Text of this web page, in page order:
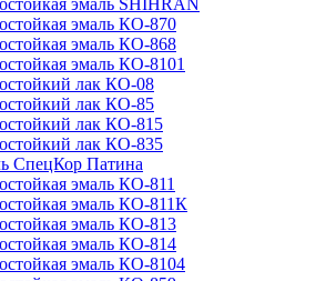
эмаль SHIHRAN
эмаль КО-870
эмаль КО-868
эмаль КО-8101
лак КО-08
лак КО-85
лак КО-815
лак КО-835
СпецКор Патина
эмаль КО-811
эмаль КО-811К
эмаль КО-813
эмаль КО-814
эмаль КО-8104